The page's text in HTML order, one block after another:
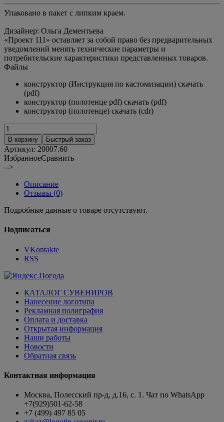
Упаковано в пакет с липким краем.
Дизайнер: Ольга Дементьева
«Проект 111» оставляет за собой право без предварительных
уведомлений менять технические параметры и
потребительские характеристики представленных товаров.
Файлы
конструктор (Инструкция по кастомизации) скачать
(pdf)
конструктор (полотенце pdf) скачать (pdf)
конструктор (полотенце) скачать (cdr)
В корзину Быстрый заказ
Артикул: 20007.60
ИзбранноеСравнить
-->
Описание
Отзывы (0)
Подробные данные о товаре отсутствуют.
Подписаться
VKontakte
RSS
КАТАЛОГ СУВЕНИРОВ
Нанесение логотипа
Рекламная полиграфия
Оплата и доставка
Открытая информация
Наши работы
Новости
Обратная связь
Контактная информация
Москва, Полесский пр-д, д.16, с. 1. Чат по WhatsApp
+7(929)501-62-58
+7 (499) 497 85 05